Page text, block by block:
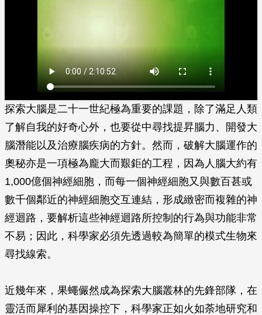
探索大腦是二十一世紀極為重要的課題，除了滿足人類
了解自我的好奇心外，也要從中尋找提昇腦力、開發大
腦潛能以及治療腦疾病的方針。然而，破解大腦運作的
奧秘亦是一項極為龐大而艱鉅的工程，因為人腦大約有
1,000億個神經細胞，而每一個神經細胞又與數百甚或
數千個鄰近的神經細胞交互連結，形成緻密而複雜的神
經迴路，要解析這些神經迴路所控制的行為與功能非常
不易；因此，科學家必須先透過較為簡單的模式生物來
尋找線索。
近幾年來，果蠅儼然成為探索大腦叢林的先鋒部隊，在
靈活而犀利的基因操控下，科學家正如火如荼地研究和